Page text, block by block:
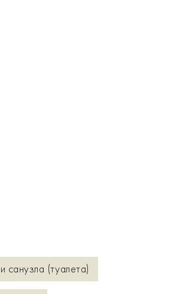
санузла (туалета)